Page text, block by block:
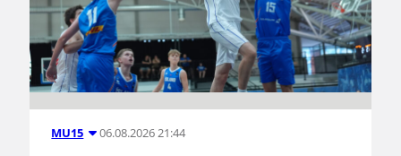
MU15 06.08.2026 21:44